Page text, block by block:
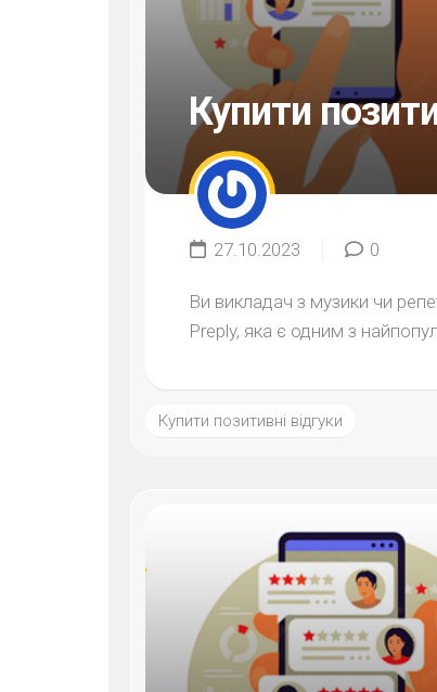
Купити
27.10.2023 0
Ви викладач з музики чи
Preply, яка є одним з
Купити позитивні відгуки